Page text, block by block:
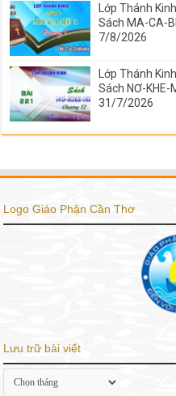
Lớp Thánh
Sách MA-CA-
7/8/2026
Lớp Thánh
Sách NƠ-KHE-
31/7/2026
Logo Giáo Phận Cần Thơ
Lưu trữ bài viết
Lưu
trữ